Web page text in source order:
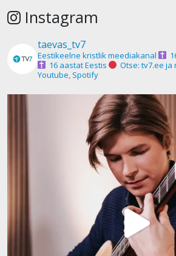
Instagram
taevas_tv7
Eestikeelne kristlik meediakanal
16 aastat Eestis
Otse: tv7.ee
Youtube, Spotify